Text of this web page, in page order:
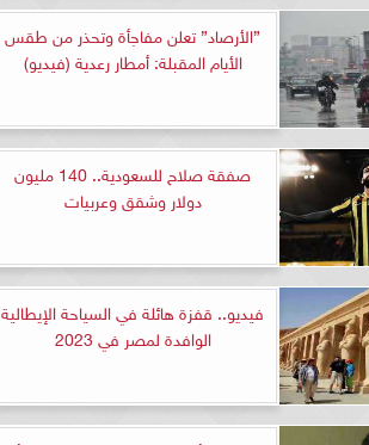
”الأرصاد” تعلن مفاجأة وتحذر من طقس
الأيام المقبلة: أمطار رعدية (فيديو)
صفقة صلاح للسعودية.. 140 مليون
دولار وشقق وعربيات
فيديو.. قفزة هائلة في السياحة الإيطالية
الوافدة لمصر في 2023